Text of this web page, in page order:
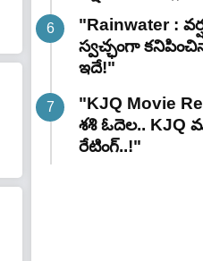
"Rainwater :
స్వచ్ఛంగా
ఇదే!"
"KJQ Movie
శశి ఓదెల.. KJQ
రేటింగ్‌..!"